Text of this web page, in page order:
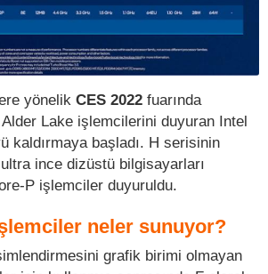
yönelik CES 2022 fuarında
Lake işlemcilerini duyuran Intel
kaldırmaya başladı. H serisinin
ince dizüstü bilgisayarları
P işlemciler duyuruldu.
neler sunuyor?
grafik birimi olmayan